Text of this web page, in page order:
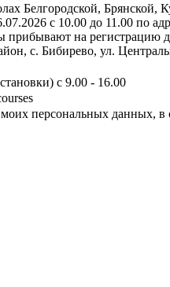
Белгородской, Брянской,
с 10.00 до 11.00 по
на регистрацию
с. Бибирево, ул.
с 9.00 - 16.00
персональных данных,